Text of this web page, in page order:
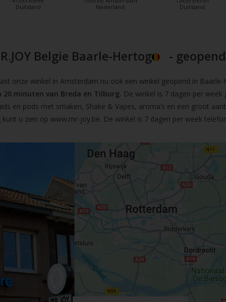
Duitsland
Nederland
Duitsland
Belgie Baarle-Hertog -
onze winkel in Amsterdam nu ook een winkel geopend in
20 minuten van Breda en Tilburg. De winkel is 7 dagen per
en pods met smaken, Shake & Vapes, aroma’s en een groot
u zien op www.mr-joy.be. De winkel is 7 dagen per week